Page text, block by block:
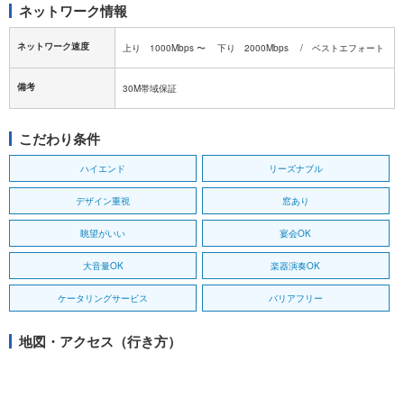
ネットワーク情報
ネットワーク速度 上り 1000Mbps 〜 下り 2000Mbps / ベストエフォート
備考 30M帯域保証
こだわり条件
ハイエンド リーズナブル
デザイン重視 窓あり
眺望がいい 宴会OK
大音量OK 楽器演奏OK
ケータリングサービス バリアフリー
地図・アクセス（行き方）